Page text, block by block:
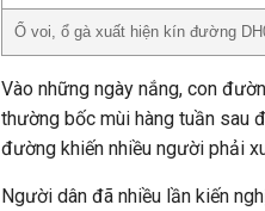
Ổ voi, ổ gà xuất hiện kín đường
Vào những ngày nắng, con
thường bốc mùi hàng tuần sau
đường khiến nhiều người phải
Người dân đã nhiều lần kiến